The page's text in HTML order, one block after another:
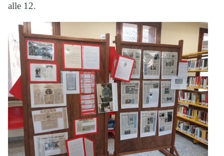
alle 12.